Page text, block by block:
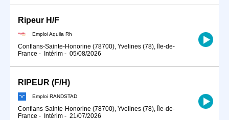
Ripeur H/F
Emploi Aquila Rh
Conflans-Sainte-Honorine (78700), Yvelines (78), Île-de-
France - Intérim - 05/08/2026
RIPEUR (F/H)
Emploi RANDSTAD
Conflans-Sainte-Honorine (78700), Yvelines (78), Île-de-
France - Intérim - 21/07/2026